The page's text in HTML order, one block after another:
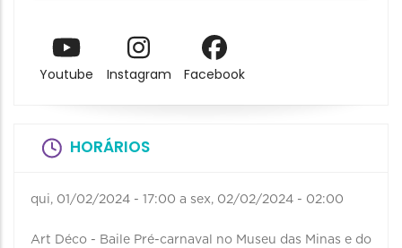
Youtube Instagram Facebook
HORÁRIOS
qui, 01/02/2024 - 17:00 a sex, 02/02/2024 - 02:00
Art Déco - Baile Pré-carnaval no Museu das Minas e do